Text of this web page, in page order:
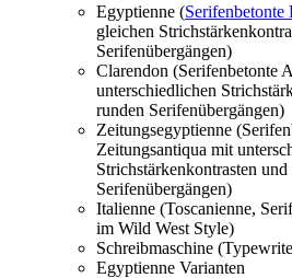
Egyptienne (
gleichen
Serifenübergängen)
Clarendon (Serifenbetonte
unterschiedlichen
runden Serifenübergängen)
Zeitungsegyptienne
Zeitungsantiqua mit
Strichstärkenkontrasten
Serifenübergängen)
Italienne (Toscanienne,
im Wild West Style)
Schreibmaschine
Egyptienne Varianten